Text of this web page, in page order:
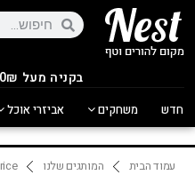
בקניה מעל 250 ₪
חדש משחקים אביזרי אוכל
עמוד הבית המותגים שלנו rice כלי מלמין